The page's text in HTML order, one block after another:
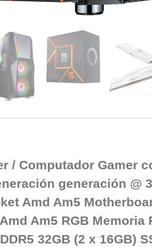
/ Computador Gamer
generación @
Amd Am5
Am5 RGB Memoria
32GB (2 x 16GB)